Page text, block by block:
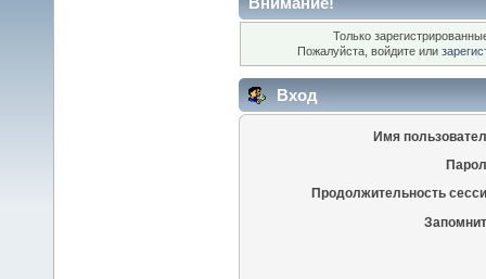
Только
Пожалуйста, войдите или
Вход
Имя
Продолжительность